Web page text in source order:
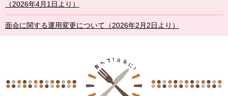
（2026年4月1日より）
面会に関する運用変更について（2026年2月2日より）